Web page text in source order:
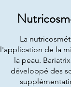
La
l'application de la
la peau.
développé des